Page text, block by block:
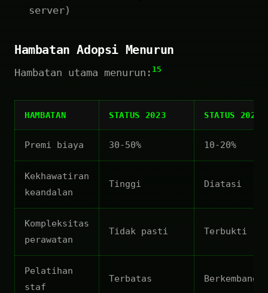
server)
Hambatan Adopsi Menurun
Hambatan utama menurun: 15
HAMBATAN STATUS 2023 STATUS 2025
Premi biaya 30-50% 10-20%
Kekhawatiran
keandalan
Tinggi Diatasi
Kompleksitas
perawatan
Tidak pasti Terbukti
Pelatihan
staf
Terbatas Berkembang